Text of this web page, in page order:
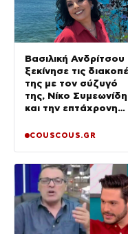
Βασιλική Ανδρίτσου
ξεκίνησε τις
της με τον σύζυγό
της, Νίκο
και την επτάχρονη
COUSCOUS.GR